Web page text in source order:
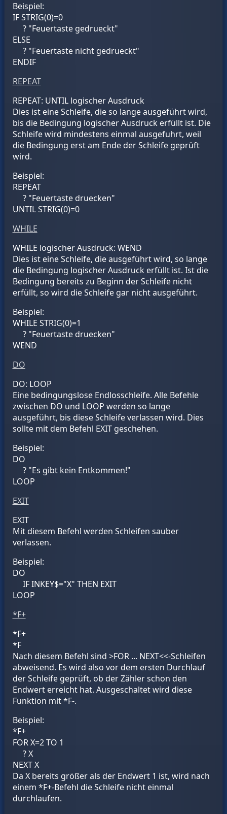
Beispiel:
IF STRIG(0)=0
? "Feuertaste gedrueckt"
ELSE
? "Feuertaste nicht gedrueckt"
ENDIF
REPEAT
REPEAT: UNTIL logischer Ausdruck
Dies ist eine Schleife, die so lange ausgeführt wird,
bis die Bedingung logischer Ausdruckerfüllt ist. Die
Schleife wird mindestens einmal ausgefuhrt, weil
die Bedingung erst am Ende der Schleife geprüft
wird.
Beispiel:
REPEAT
? "Feuertaste druecken"
UNTIL STRIG(0)=0
WHILE
WHILE logischer Ausdruck: WEND
Dies ist eine Schleife, die ausgeführt wird, so lange
die Bedingung logischer Ausdruckerfüllt ist. Ist die
Bedingung bereits zu Beginn der Schleife nicht
erfüllt, so wird die Schleife gar nicht ausgeführt.
Beispiel:
WHILE STRIG(0)=1
? "Feuertaste druecken"
WEND
DO
DO: LOOP
Eine bedingungslose Endlosschleife. Alle Befehle
zwischen DO und LOOP werden so lange
ausgeführt, bis diese Schleife verlassen wird. Dies
sollte mit dem Befehl EXIT geschehen.
Beispiel:
DO
? "Es gibt kein Entkommen!"
LOOP
EXIT
EXIT
Mit diesem Befehl werden Schleifen sauber
verlassen.
Beispiel:
DO
IF INKEY$="X" THEN EXIT
LOOP
*F+
*F+
*F
Nach diesem Befehl sind >FOR ... NEXT<<-Schleifen
abweisend. Es wird also vor dem ersten Durchlauf
der Schleife geprüft, ob der Zähler schon den
Endwert erreicht hat. Ausgeschaltet wird diese
Funktion mit *F-.
Beispiel:
*F+
FOR X=2 TO 1
? X
NEXT X
Da X bereits größer als der Endwert 1 ist, wird nach
einem *F+-Befehl die Schleife nicht einmal
durchlaufen.